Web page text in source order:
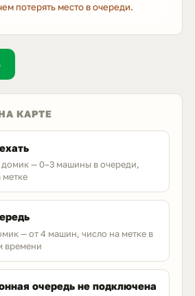
потерять место в очереди.
КАРТЕ
— 0–3 машины в очереди,
— от 4 машин, число на метке в
времени
очередь не подключена